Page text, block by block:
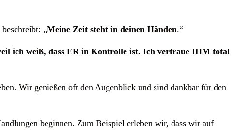
„Meine Zeit steht in deinen Händen.“
ich weiß, dass ER in Kontrolle ist. Ich vertraue IHM total
Wir genießen oft den Augenblick und sind dankbar für den
beginnen. Zum Beispiel erleben wir, dass wir auf